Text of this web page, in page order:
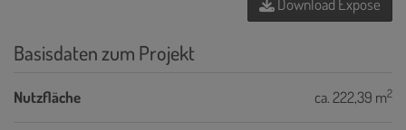
Download Expose
Basisdaten zum Projekt
Nutzfläche ca. 222,39 m2